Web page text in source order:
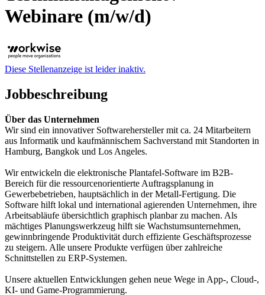
Webinare (m/w/d)
Diese Stellenanzeige ist leider inaktiv.
Jobbeschreibung
Über das Unternehmen
Wir sind ein innovativer Softwarehersteller mit ca. 24 Mitarbeitern
aus Informatik und kaufmännischem Sachverstand mit Standorten in
Hamburg, Bangkok und Los Angeles.
Wir entwickeln die elektronische Plantafel-Software im B2B-
Bereich für die ressourcenorientierte Auftragsplanung in
Gewerbebetrieben, hauptsächlich in der Metall-Fertigung. Die
Software hilft lokal und international agierenden Unternehmen, ihre
Arbeitsabläufe übersichtlich graphisch planbar zu machen. Als
mächtiges Planungswerkzeug hilft sie Wachstumsunternehmen,
gewinnbringende Produktivität durch effiziente Geschäftsprozesse
zu steigern. Alle unsere Produkte verfügen über zahlreiche
Schnittstellen zu ERP-Systemen.
Unsere aktuellen Entwicklungen gehen neue Wege in App-, Cloud-,
KI- und Game-Programmierung.